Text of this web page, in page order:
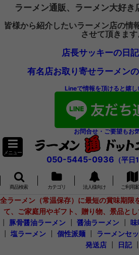
ラーメン通販、ラーメン大好き
皆様から紹介したいラーメン店の情
させて頂きます
店長サッキーの日
有名店お取り寄せラーメン
Lineで情報を頂けると嬉し
お問合せ・ご要望もお
メニュー
050-5445-0936 （平日
商品検索 カテゴリ 法人様向け ご利用
全ラーメン（常温保存）に最短の賞味期限
て、ご家庭用やギフト、贈り物、景品とし
豚骨醤油ラーメン 醤油ラーメン 味
塩ラーメン 個性派麺 ラーメンセ
発送店
日記┃